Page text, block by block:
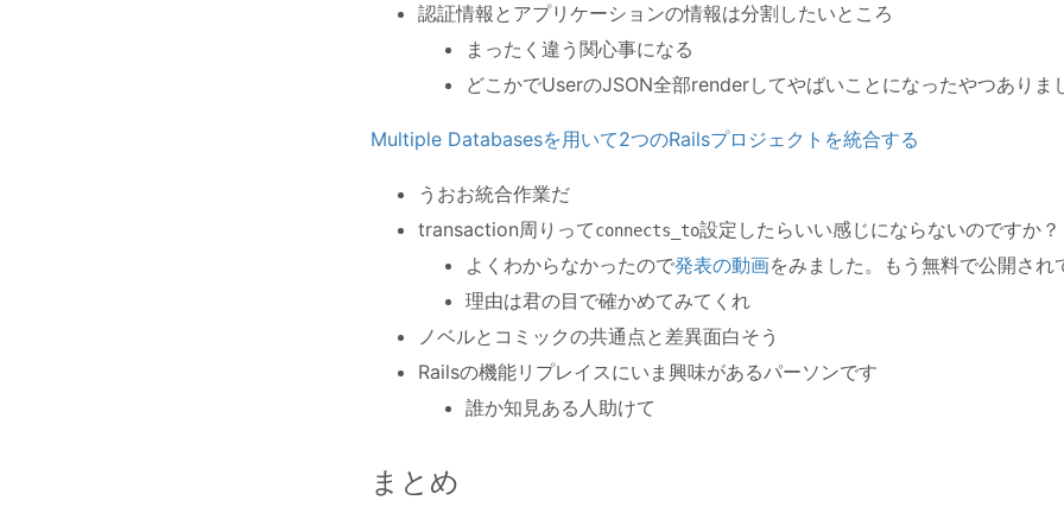
認証情報とアプリケーションの情報は分割したいところ
まったく違う関心事になる
どこかでUserのJSON全部renderしてやばいことになったやつありま
Multiple Databasesを用いて2つのRailsプロジェクトを統合する
うおお統合作業だ
transaction周りってconnects_to設定したらいい感じにならないのですか？
よくわからなかったので発表の動画をみました。もう無料で公開され
理由は君の目で確かめてみてくれ
ノベルとコミックの共通点と差異面白そう
Railsの機能リプレイスにいま興味があるパーソンです
誰か知見ある人助けて
まとめ